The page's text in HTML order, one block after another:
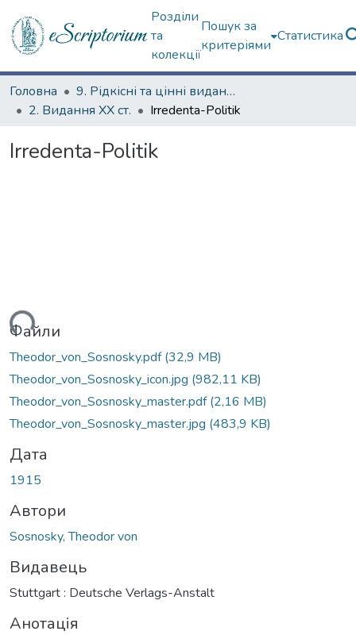
Розділи
та
колекції
Пошук за
критеріями
Статистика
Головна
9. Рідкісні та цінні видання
2. Видання ХХ ст.
Irredenta-Politik
Irredenta-Politik
Файли
Theodor_von_Sosnosky.pdf(32,9 MB)
Theodor_von_Sosnosky_icon.jpg (982,11 KB)
Theodor_von_Sosnosky_master.pdf(2,16 MB)
Theodor_von_Sosnosky_master.jpg (483,9 KB)
Дата
1915
Автори
Sosnosky, Theodor von
Видавець
Stuttgart : Deutsche Verlags-Anstalt
Анотація